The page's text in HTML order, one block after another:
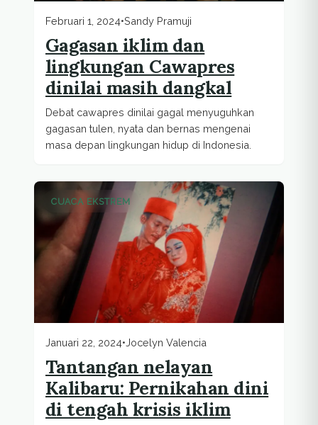
Februari 1, 2024•Sandy Pramuji
Gagasan iklim dan
lingkungan Cawapres
dinilai masih dangkal
Debat cawapres dinilai gagal menyuguhkan
gagasan tulen, nyata dan bernas mengenai
masa depan lingkungan hidup di Indonesia.
CUACA EKSTREM
Januari 22, 2024•Jocelyn Valencia
Tantangan nelayan
Kalibaru: Pernikahan dini
di tengah krisis iklim